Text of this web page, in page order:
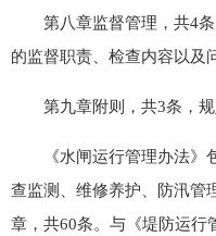
第八章监督管理，共4条
的监督职责、检查内容以及
第九章附则，共3条，规
《水闸运行管理办法》包
查监测、维修养护、防汛管
章，共60条。与《堤防运行